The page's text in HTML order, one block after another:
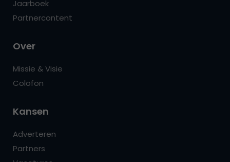
Jaarboek
Partnercontent
Over
Missie & Visie
Colofon
Kansen
Adverteren
Partners